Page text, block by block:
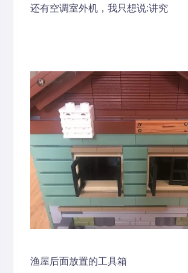
还有空调室外机，我只想说:讲究
渔屋后面放置的工具箱